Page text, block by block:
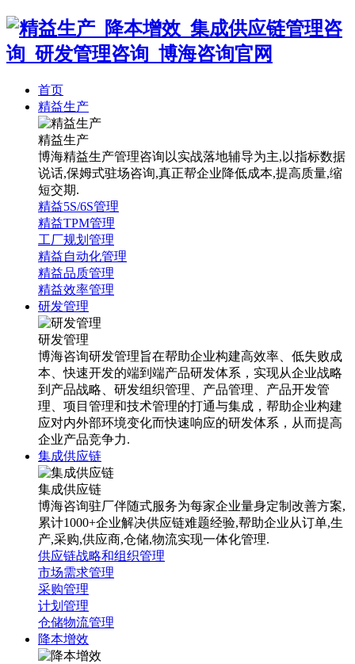
首页
精益生产
精益生产
博海精益生产管理咨询以实战落地辅导为主,以指标数据
说话,保姆式驻场咨询,真正帮企业降低成本,提高质量,缩
短交期.
精益5S/6S管理
精益TPM管理
工厂规划管理
精益自动化管理
精益品质管理
精益效率管理
研发管理
研发管理
博海咨询研发管理旨在帮助企业构建高效率、低失败成
本、快速开发的端到端产品研发体系，实现从企业战略
到产品战略、研发组织管理、产品管理、产品开发管
理、项目管理和技术管理的打通与集成，帮助企业构建
应对内外部环境变化而快速响应的研发体系，从而提高
企业产品竞争力.
集成供应链
集成供应链
博海咨询驻厂伴随式服务为每家企业量身定制改善方案,
累计1000+企业解决供应链难题经验,帮助企业从订单,生
产,采购,供应商,仓储,物流实现一体化管理.
供应链战略和组织管理
市场需求管理
采购管理
计划管理
仓储物流管理
降本增效